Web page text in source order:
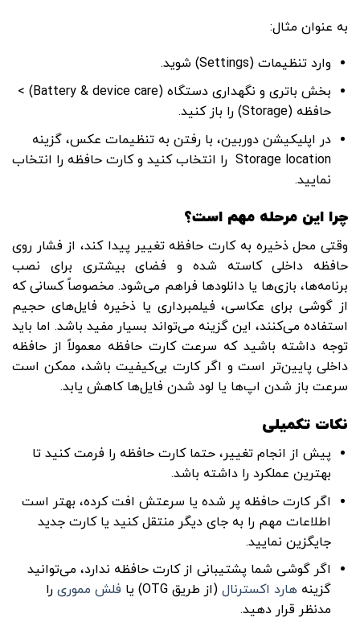
به ‌عنوان مثال:
وارد تنظیمات (Settings) شوید.
بخش باتری و نگهداری دستگاه (Battery & device care) >
حافظه (Storage) را باز کنید.
در اپلیکیشن دوربین، با رفتن به تنظیمات عکس، گزینه
Storage location را انتخاب کنید و کارت حافظه را انتخاب
نمایید.
چرا این مرحله مهم است؟
وقتی محل ذخیره به کارت حافظه تغییر پیدا کند، از فشار روی
حافظه داخلی کاسته شده و فضای بیشتری برای نصب
برنامه‌ها، بازی‌ها یا دانلودها فراهم می‌شود. مخصوصاً کسانی که
از گوشی برای عکاسی، فیلمبرداری یا ذخیره فایل‌های حجیم
استفاده می‌کنند، این گزینه می‌تواند بسیار مفید باشد. اما باید
توجه داشته باشید که سرعت کارت حافظه معمولاً از حافظه
داخلی پایین‌تر است و اگر کارت بی‌کیفیت باشد، ممکن است
سرعت باز شدن اپ‌ها یا لود شدن فایل‌ها کاهش یابد.
نکات تکمیلی
پیش از انجام تغییر، حتما کارت حافظه را فرمت کنید تا
بهترین عملکرد را داشته باشد.
اگر کارت حافظه پر شده یا سرعتش افت کرده، بهتر است
اطلاعات مهم را به جای دیگر منتقل کنید یا کارت جدید
جایگزین نمایید.
اگر گوشی شما پشتیبانی از کارت حافظه ندارد، می‌توانید
گزینه هارد اکسترنال(از طریق OTG) یا فلش مموریرا
مدنظر قرار دهید.